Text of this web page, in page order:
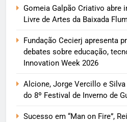
Gomeia Galpão Criativo abre
Livre de Artes da Baixada
Fundação Cecierj apresenta
debates sobre educação,
Innovation Week 2026
Alcione, Jorge Vercillo e
do 8º Festival de Inverno de
Sucesso em “Man on Fire”,